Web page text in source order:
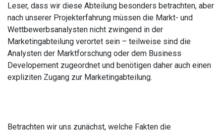
Leser, dass wir diese Abteilung besonders betrachten, aber
nach unserer Projekterfahrung müssen die Markt- und
Wettbewerbsanalysten nicht zwingend in der
Marketingabteilung verortet sein – teilweise sind die
Analysten der Marktforschung oder dem Business
Developement zugeordnet und benötigen daher auch einen
expliziten Zugang zur Marketingabteilung.
Betrachten wir uns zunächst, welche Fakten die